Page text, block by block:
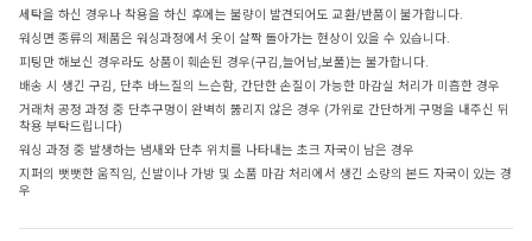
세탁을 하신 경우나 착용을 하신 후에는 불량이 발견되어도 교환/반품이 불가합니다.
워싱면 종류의 제품은 워싱과정에서 옷이 살짝 돌아가는 현상이 있을 수 있습니다.
피팅만 해보신 경우라도 상품이 훼손된 경우(구김,늘어남,보풀)는 불가합니다.
배송 시 생긴 구김, 단추 바느질의 느슨함, 간단한 손질이 가능한 마감실 처리가 미흡한 경우
거래처 공정 과정 중 단추구멍이 완벽히 뚫리지 않은 경우 (가위로 간단하게 구멍을 내주신 뒤
착용 부탁드립니다)
워싱 과정 중 발생하는 냄새와 단추 위치를 나타내는 초크 자국이 남은 경우
지퍼의 뻣뻣한 움직임, 신발이나 가방 및 소품 마감 처리에서 생긴 소량의 본드 자국이 있는 경
우